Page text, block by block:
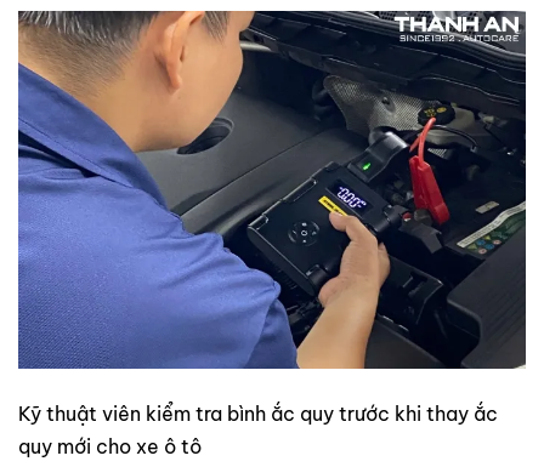
Kỹ thuật viên kiểm tra bình ắc quy trước khi thay ắc
quy mới cho xe ô tô